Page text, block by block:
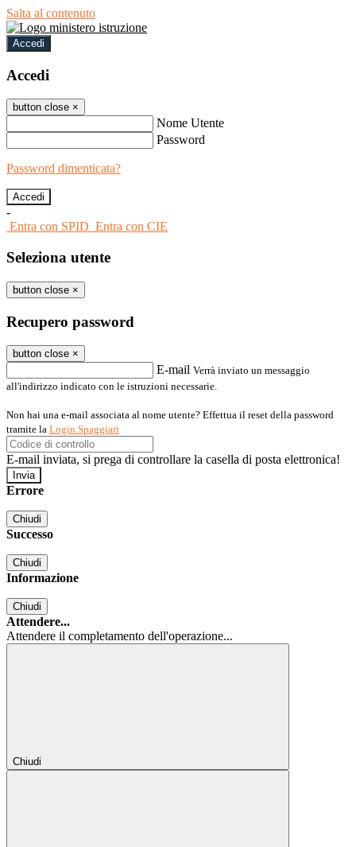
Salta al contenuto
Accedi
Accedi
button close ×
Nome Utente
Password
Password dimenticata?
-
Entra con SPID Entra con CIE
Seleziona utente
button close ×
Recupero password
button close ×
E-mail Verrà inviato un messaggio
all'indirizzo indicato con le istruzioni necessarie.
Non hai una e-mail associata al nome utente? Effettua il reset della password
tramite la Login Spaggiari
E-mail inviata, si prega di controllare la casella di posta elettronica!
Errore
Chiudi
Successo
Chiudi
Informazione
Chiudi
Attendere...
Attendere il completamento dell'operazione...
Chiudi